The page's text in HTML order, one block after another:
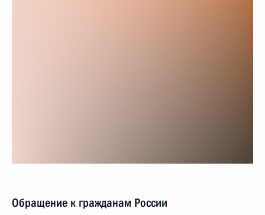
Обращение к гражданам России